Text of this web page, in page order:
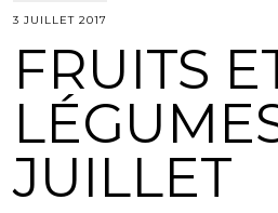
3 JUILLET 2017
FRUITS
JUILLET